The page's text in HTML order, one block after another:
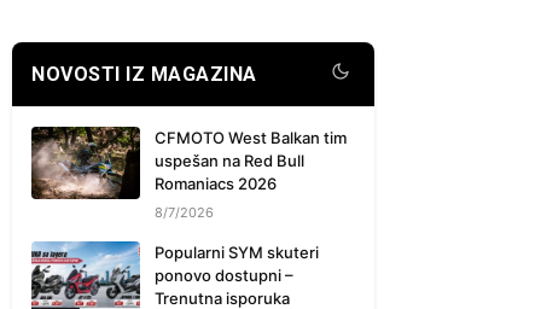
NOVOSTI IZ MAGAZINA
CFMOTO West Balkan tim
uspešan na Red Bull
Romaniacs 2026
8/7/2026
Popularni SYM skuteri
ponovo dostupni –
Trenutna isporuka